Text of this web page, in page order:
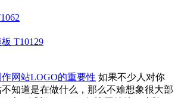
T10129
网站LOGO的重要性 如果不少人对你
知道是在做什么，那么不难想象很大部